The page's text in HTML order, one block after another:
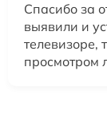
Спасибо за
выявили и
телевизоре,
просмотром